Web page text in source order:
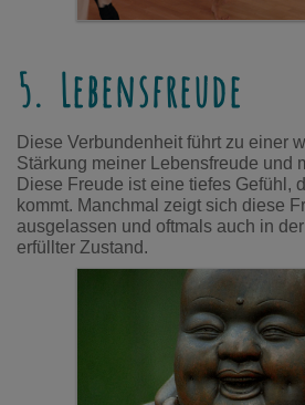
5. Lebensfreude
Diese Verbundenheit führt zu einer
Stärkung meiner Lebensfreude und
Diese Freude ist eine tiefes Gefühl,
kommt. Manchmal zeigt sich diese
ausgelassen und oftmals auch in
erfüllter Zustand.